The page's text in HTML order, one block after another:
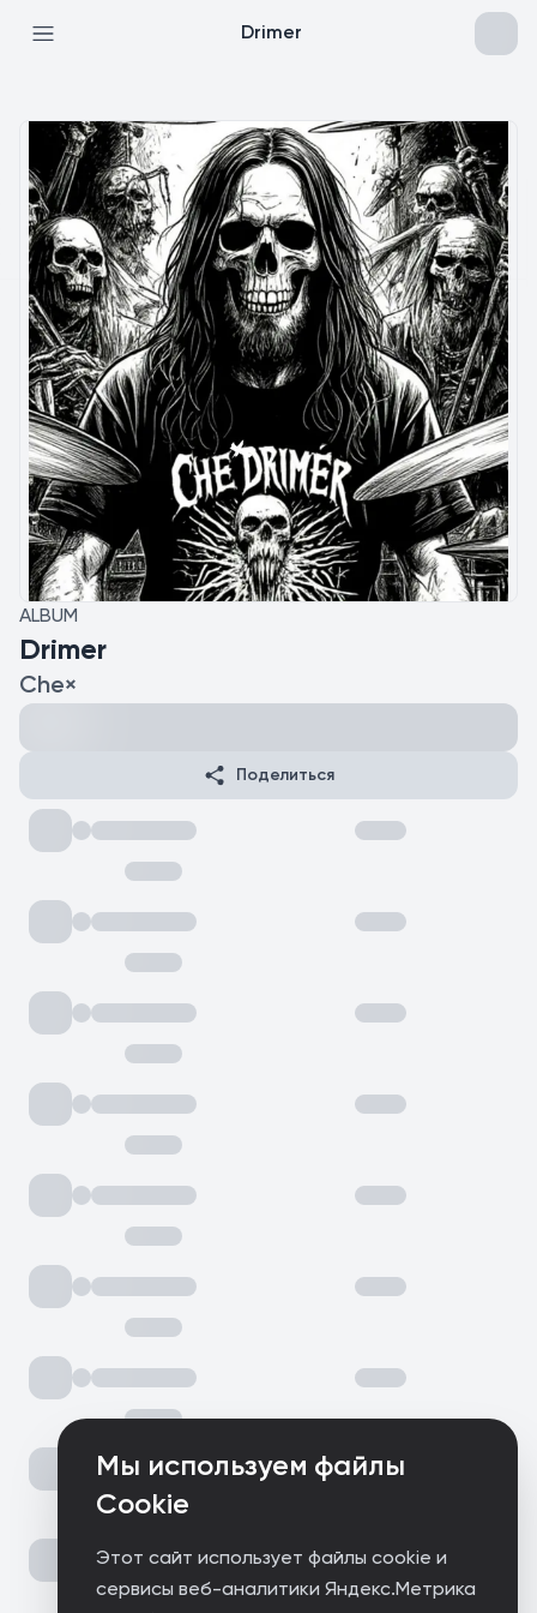
Мы используем файлы
Cookie
Этот сайт использует файлы cookie и
сервисы веб-аналитики Яндекс.Метрика
Drimer
ALBUM
Drimer
Che×
Поделиться